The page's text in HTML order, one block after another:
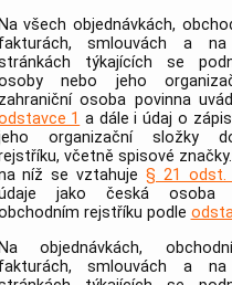
Na všech objednávkách,
fakturách, smlouvách a na
týkajících se
nebo jeho
zahraniční osoba povinna
1 a dále i údaj o
organizační složky
včetně spisové
níž se vztahuje § 21 odst.
jako česká osoba
rejstříku podle
Na objednávkách,
fakturách, smlouvách a na